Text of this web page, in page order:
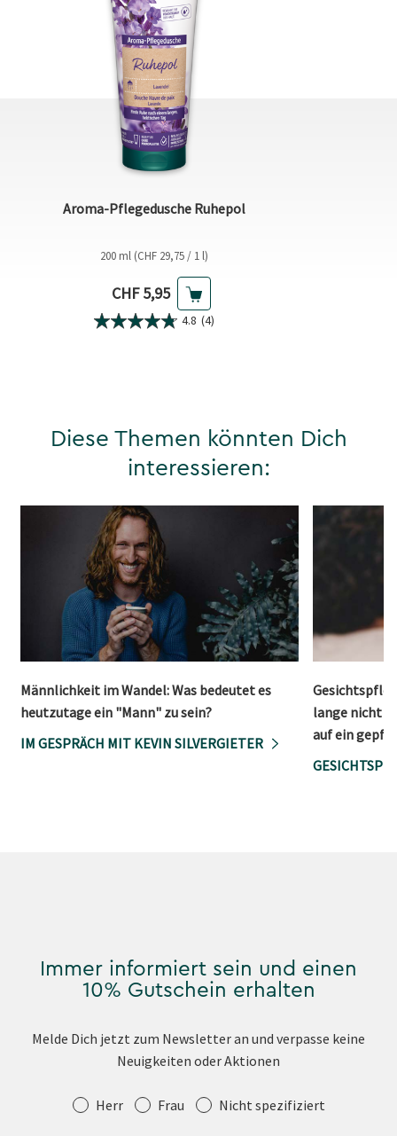
Aroma-Pflegedusche Ruhepol
200 ml (CHF 29,75 / 1 l)
Aktueller Preis
CHF 5,95
4.8 (4)
Diese Themen könnten Dich
interessieren:
Männlichkeit im Wandel: Was bedeutet es
heutzutage ein "Mann" zu sein?
IM GESPRÄCH MIT KEVIN SILVERGIETER
lange nicht
auf ein
Immer informiert sein und einen
10% Gutschein erhalten
Melde Dich jetzt zum Newsletter an und verpasse keine
Neuigkeiten oder Aktionen
Anrede Herr Frau Nicht spezifiziert